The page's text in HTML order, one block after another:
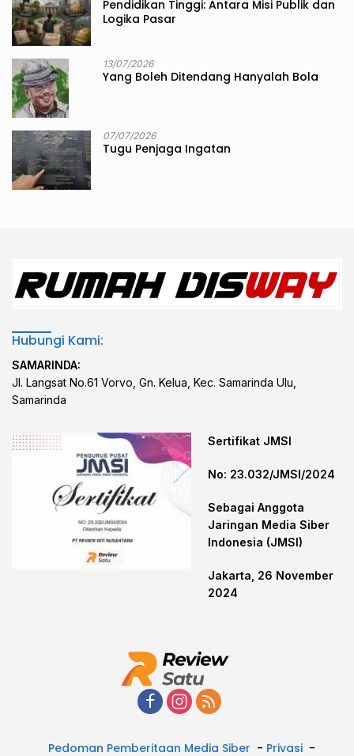
Pendidikan Tinggi: Antara Misi Publik dan
Logika Pasar
13/07/2026
Yang Boleh Ditendang Hanyalah Bola
07/07/2026
Tugu Penjaga Ingatan
Hubungi Kami:
SAMARINDA:
Jl. Langsat No.61 Vorvo, Gn. Kelua, Kec. Samarinda Ulu,
Samarinda
Sertifikat JMSI
No: 23.032/JMSI/2024
Sebagai Anggota
Jaringan Media Siber
Indonesia (JMSI)
Jakarta, 26 November
2024
Pedoman Pemberitaan Media Siber Privasi